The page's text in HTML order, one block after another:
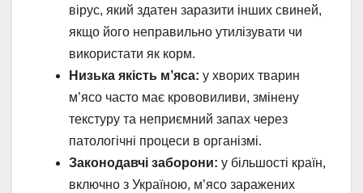
вірус, який здатен заразити інших свиней,
якщо його неправильно утилізувати чи
використати як корм.
Низька якість м’яса: у хворих тварин
м’ясо часто має крововиливи, змінену
текстуру та неприємний запах через
патологічні процеси в організмі.
Законодавчі заборони: у більшості країн,
включно з Україною, м’ясо заражених